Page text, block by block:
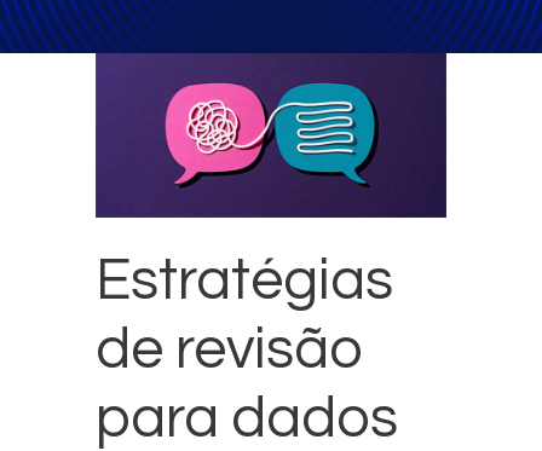
Estratégias
de revisão
para dados